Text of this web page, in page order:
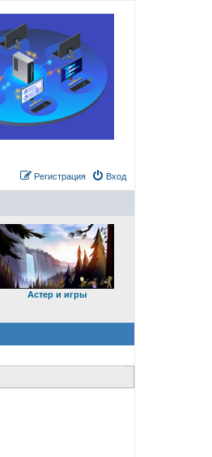
Вход
Регистрация
Астер и игры